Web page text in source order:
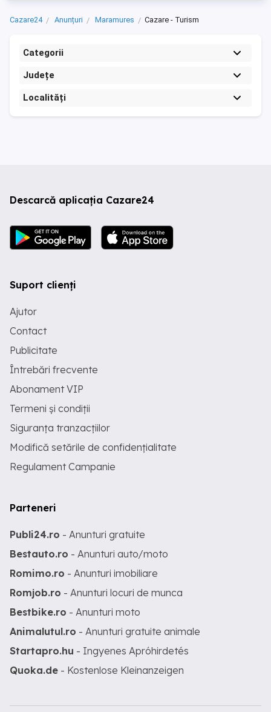
Cazare24 Anunțuri Maramures Cazare - Turism
Categorii
Județe
Localități
Descarcă aplicația Cazare24
Suport clienți
Ajutor
Contact
Publicitate
Întrebări frecvente
Abonament VIP
Termeni și condiții
Siguranța tranzacțiilor
Modifică setările de confidențialitate
Regulament Campanie
Parteneri
Publi24.ro - Anunturi gratuite
Bestauto.ro - Anunturi auto/moto
Romimo.ro - Anunturi imobiliare
Romjob.ro - Anunturi locuri de munca
Bestbike.ro - Anunturi moto
Animalutul.ro - Anunturi gratuite animale
Startapro.hu - Ingyenes Apróhirdetés
Quoka.de - Kostenlose Kleinanzeigen